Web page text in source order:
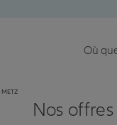
Où
METZ
Nos